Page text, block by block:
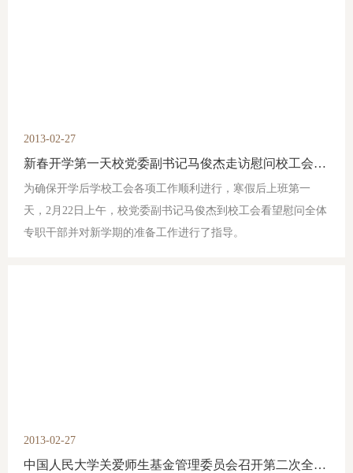
2013-02-27
新春开学第一天校党委副书记马俊杰走访慰问校工会全体教职工并指导新学期工作
为确保开学后学校工会各项工作顺利进行，寒假后上班第一
天，2月22日上午，校党委副书记马俊杰到校工会看望慰问全体
专职干部并对新学期的准备工作进行了指导。
2013-02-27
中国人民大学关爱师生基金管理委员会召开第二次全体会议